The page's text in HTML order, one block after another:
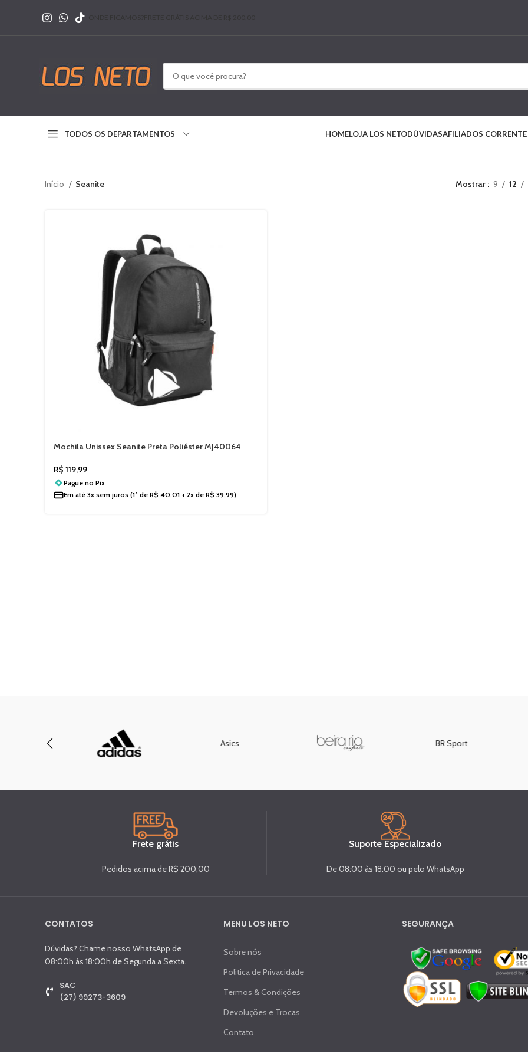
TODOS OS DEPARTAMENTOS HOMELOJA LOS NETODÚVIDASAFILIADOS CORRENTE
Início Seanite Mostrar 9 12
Mochila Unissex Seanite Preta Poliéster MJ40064
R$ 119,99
Pague no Pix
Em até 3x sem juros (1ª de R$ 40,01 + 2x de R$ 39,99)
Asics BR Sport
Frete grátis
Pedidos acima de R$ 200,00
Suporte Especializado
De 08:00 às 18:00 ou pelo WhatsApp
CONTATOS
Dúvidas? Chame nosso WhatsApp de
08:00h às 18:00h de Segunda a Sexta.
SAC
(27) 99273-3609
MENU LOS NETO
Sobre nós
Politica de Privacidade
Termos & Condições
Devoluções e Trocas
Contato
SEGURANÇA